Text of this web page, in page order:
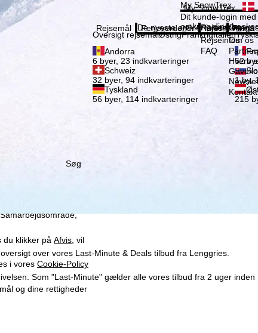
også deler med
og browser. Disse
måling af
du klikker på Afvis , vil
i vores Cookie-Policy
og dine rettigheder
Tilmeld
My SnowTrex
My SnowTrex
Dit kunde-login
omkring dine
Rejsemål
Oversigt rejsemålØstrigFrankrigItalien
Andorra
6 byer, 23 indkvarteringer
52
Schweiz
32 byer, 94 indkvarteringer
1 by,
Tyskland
56 byer, 114 indkvarteringer
215
Ferieverdener
De nyeste artikler i vores
Infos
Rejseinfos
Rejseinfos
FAQ
Firma
Om os
Om os
Hverv
Kontakt
Søg
over vores Last-Minute & Deals tilbud fra Lenggries.
Som "Last-Minute" gælder alle vores tilbud fra 2 uger inden